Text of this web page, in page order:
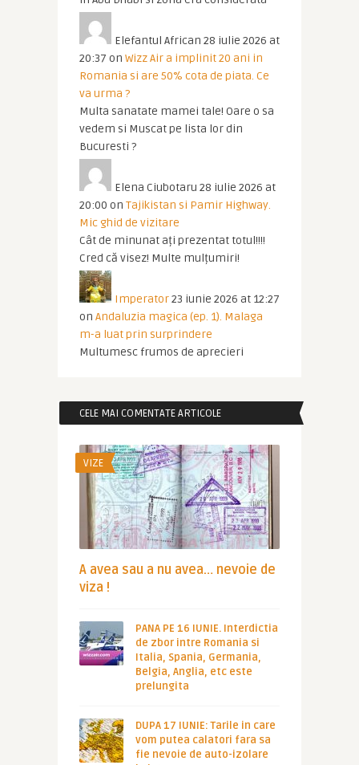
Elefantul African 28 iulie 2026 at
20:37 on Wizz Air a implinit 20 ani in
Romania si are 50% cota de piata. Ce
va urma ?
Multa sanatate mamei tale! Oare o sa
vedem si Muscat pe lista lor din
Bucuresti ?
Elena Ciubotaru 28 iulie 2026 at
20:00 on Tajikistan si Pamir Highway.
Mic ghid de vizitare
Cât de minunat ați prezentat totul!!!!
Cred că visez! Multe mulțumiri!
Imperator23 iunie 2026 at 12:27
on Andaluzia magica (ep. 1). Malaga
m-a luat prin surprindere
Multumesc frumos de aprecieri
CELE MAI COMENTATE ARTICOLE
VIZE
A avea sau a nu avea… nevoie de
viza !
PANA PE 16 IUNIE. Interdictia
de zbor intre Romania si
Italia, Spania, Germania,
Belgia, Anglia, etc este
prelungita
DUPA 17 IUNIE: Tarile in care
vom putea calatori fara sa
fie nevoie de auto-izolare